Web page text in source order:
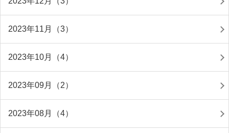
2023年11月（3）
2023年10月（4）
2023年09月（2）
2023年08月（4）